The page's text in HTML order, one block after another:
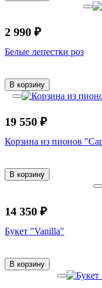
2 990 ₽
Белые лепестки роз
В корзину
19 550 ₽
Корзина из пионов
В корзину
14 350 ₽
Букет "Vanilla"
В корзину